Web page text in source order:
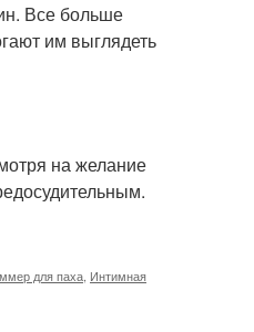
Все больше
им выглядеть
на желание
для паха Интимная